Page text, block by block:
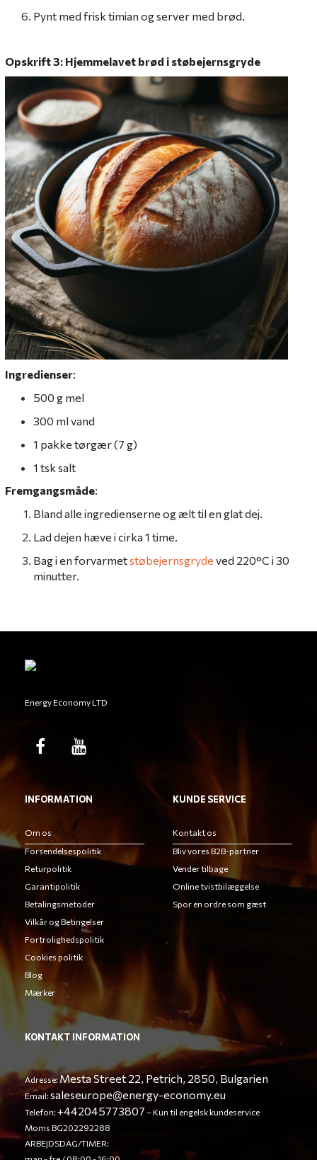
Pynt med frisk timian og server med brød.
Opskrift 3: Hjemmelavet brød i støbejernsgryde
Ingredienser:
500 g mel
300 ml vand
1 pakke tørgær (7 g)
1 tsk salt
Fremgangsmåde:
Bland alle ingredienserne og ælt til en glat dej.
Lad dejen hæve i cirka 1 time.
Bag i en forvarmetstøbejernsgryde ved 220°C i 30
minutter.
Energy Economy LTD
INFORMATION
Om os
Forsendelsespolitik
Returpolitik
Garantipolitik
Betalingsmetoder
Vilkår og Betingelser
Fortrolighedspolitik
Cookies politik
Blog
Mærker
KUNDE SERVICE
Kontakt os
Bliv vores B2B-partner
Vender tilbage
Online tvistbilæggelse
Spor en ordre som gæst
KONTAKT INFORMATION
Adresse:Mesta Street 22, Petrich, 2850, Bulgarien
Email:saleseurope@energy-economy.eu
Telefon:+442045773807 – Kun til engelsk kundeservice
Moms BG202292288
ARBEJDSDAG/TIMER: